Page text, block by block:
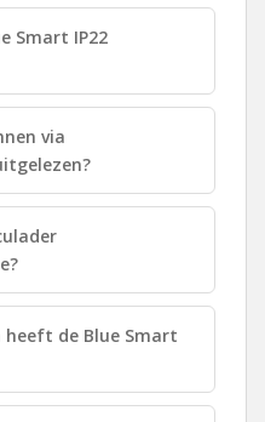
Smart IP22
via
heeft de Blue Smart